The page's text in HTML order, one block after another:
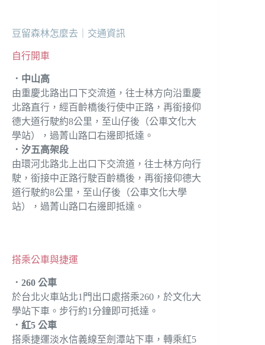
豆留森林怎麼去｜交通資訊
自行開車
．中山高
由重慶北路出口下交流道，往士林方向沿重慶
北路直行，經百齡橋後行使中正路，再銜接仰
德大道行駛約8公里，至山仔後（公車文化大
學站），過菁山路口右邊即抵達。
．汐五高架段
由環河北路北上出口下交流道，往士林方向行
駛，銜接中正路行駛百齡橋後，再銜接仰德大
道行駛約8公里，至山仔後（公車文化大學
站），過菁山路口右邊即抵達。
搭乘公車與捷運
．260 公車
於台北火車站北1門出口處搭乘260，於文化大
學站下車。步行約1分鐘即可抵達。
．紅5 公車
搭乘捷運淡水信義線至劍潭站下車，轉乘紅5